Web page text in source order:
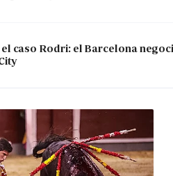
caso Rodri: el Barcelona